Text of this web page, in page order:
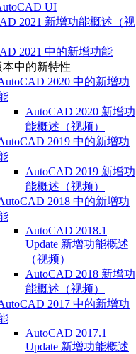
UI
2021 新增功能概述（视
2021 中的新增功能
本中的新特性
2020 中的新增功
AutoCAD 2020 新增功
能概述（视频）
2019 中的新增功
AutoCAD 2019 新增功
能概述（视频）
2018 中的新增功
AutoCAD 2018.1
Update 新增功能概述
（视频）
AutoCAD 2018 新增功
能概述（视频）
2017 中的新增功
AutoCAD 2017.1
Update 新增功能概述